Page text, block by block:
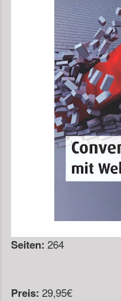
Seiten: 264
Preis: 29,95€